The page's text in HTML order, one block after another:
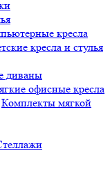
кресла
кресла и стулья
диваны
офисные кресла
Комплекты мягкой